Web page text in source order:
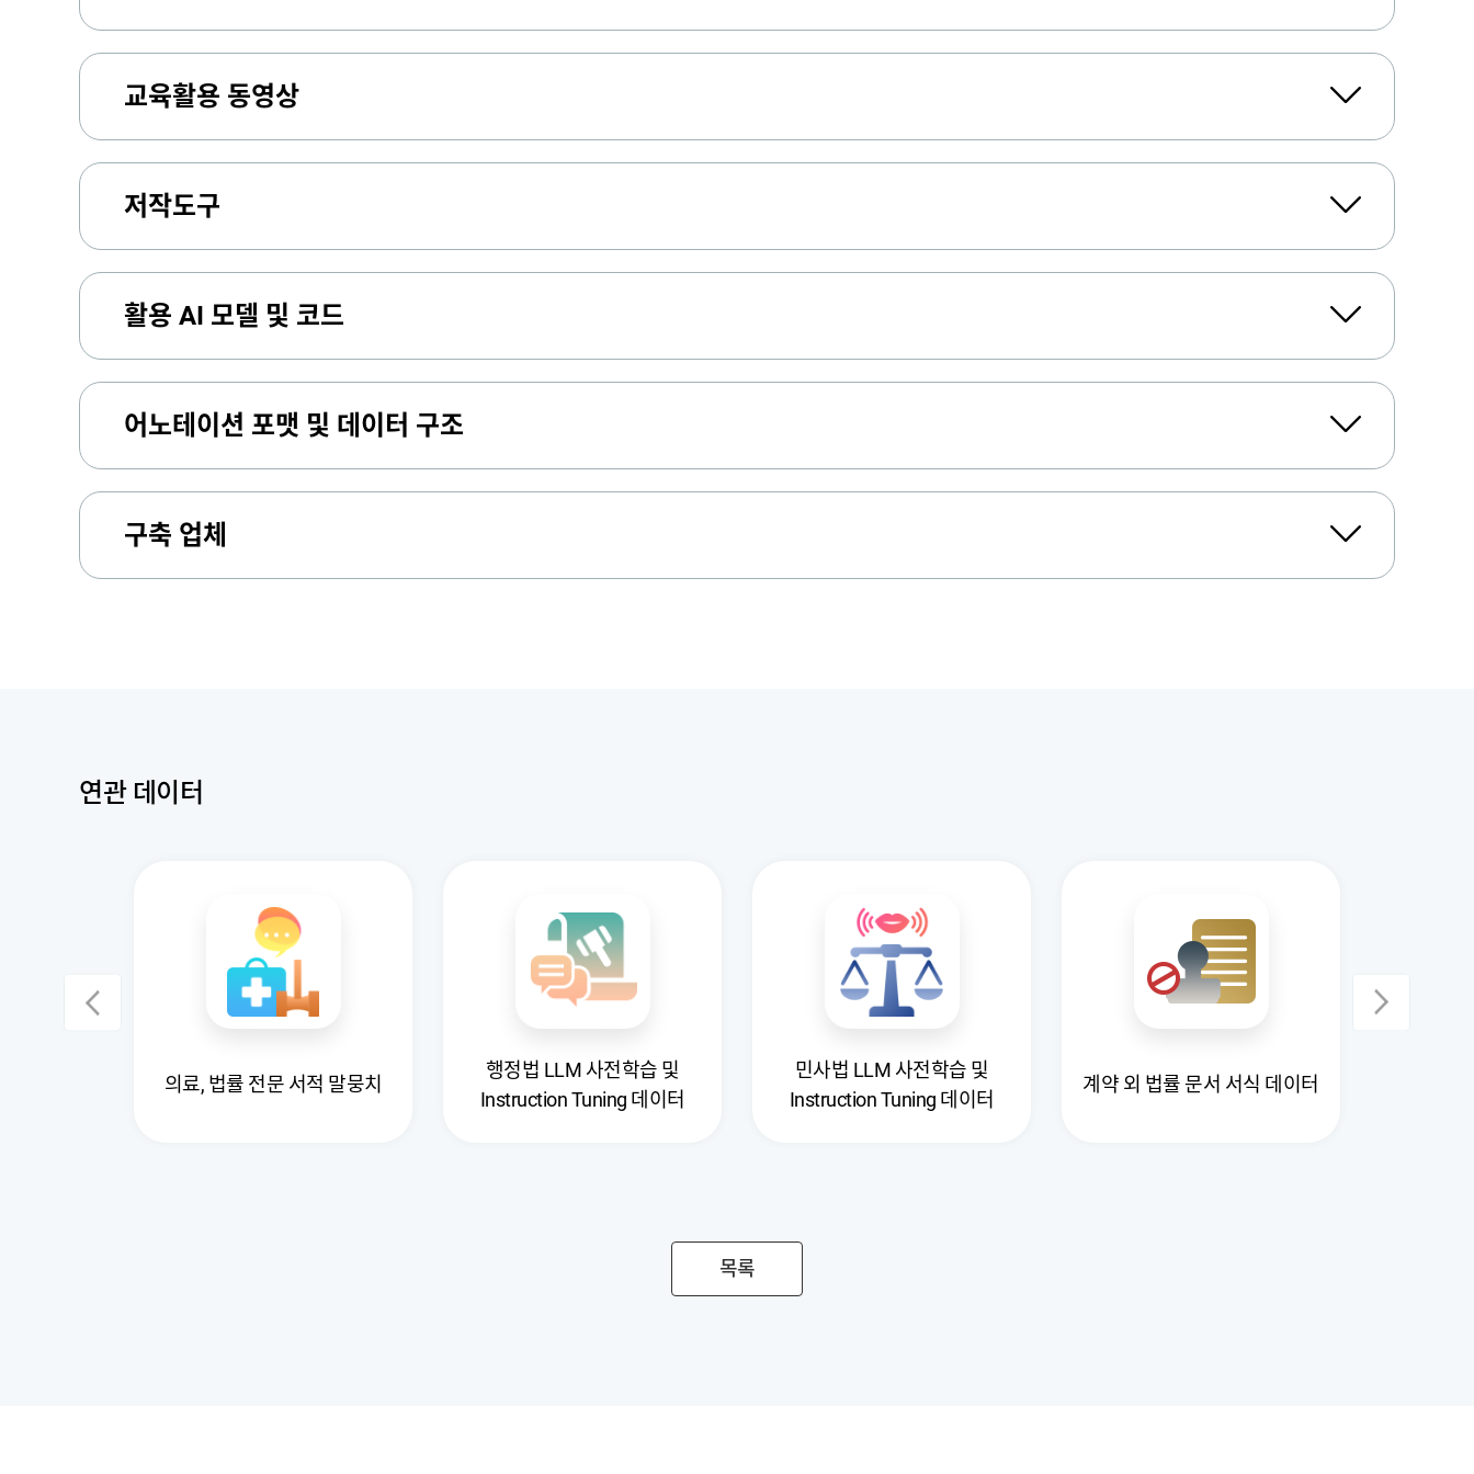
교육활용 동영상
저작도구
활용 AI 모델 및 코드
어노테이션 포맷 및 데이터 구조
구축 업체
연관 데이터
의료, 법률 전문 서적 말뭉치
행정법 LLM 사전학습 및
Instruction Tuning 데이터
민사법 LLM 사전학습 및
Instruction Tuning 데이터
계약 외 법률 문서 서식 데이터
목록